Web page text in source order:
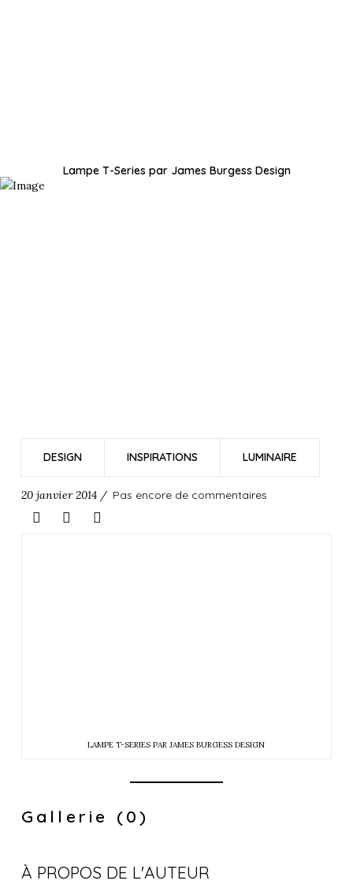
Lampe T-Series par James Burgess Design
DESIGN INSPIRATIONS LUMINAIRE
20 janvier 2014 / Pas encore de commentaires
LAMPE T-SERIES PAR JAMES BURGESS DESIGN
Gallerie (0)
À PROPOS DE L'AUTEUR